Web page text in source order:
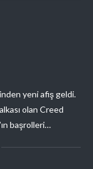
yeni afiş geldi.
olan Creed
başrolleri…